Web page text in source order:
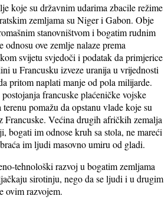
koje su državnim udarima zbacile režime
zemljama su Niger i Gabon. Obje
stanovništvom i bogatim rudnim
ove zemlje nalaze prema
svijetu svjedoči i podatak da primjerice
u Francusku izveze uranija u vrijednosti
pritom naplati manje od pola milijarde.
francuske plaćeničke vojske
pomažu da opstanu vlade koje su
Francuske. Većina drugih afričkih zemalja
bogati im odnose kruh sa stola, ne mareći
im ljudi masovno umiru od gladi.
tehnološki razvoj u bogatim zemljama
sirotinju, nego da se ljudi i u drugim
ovim razvojem.